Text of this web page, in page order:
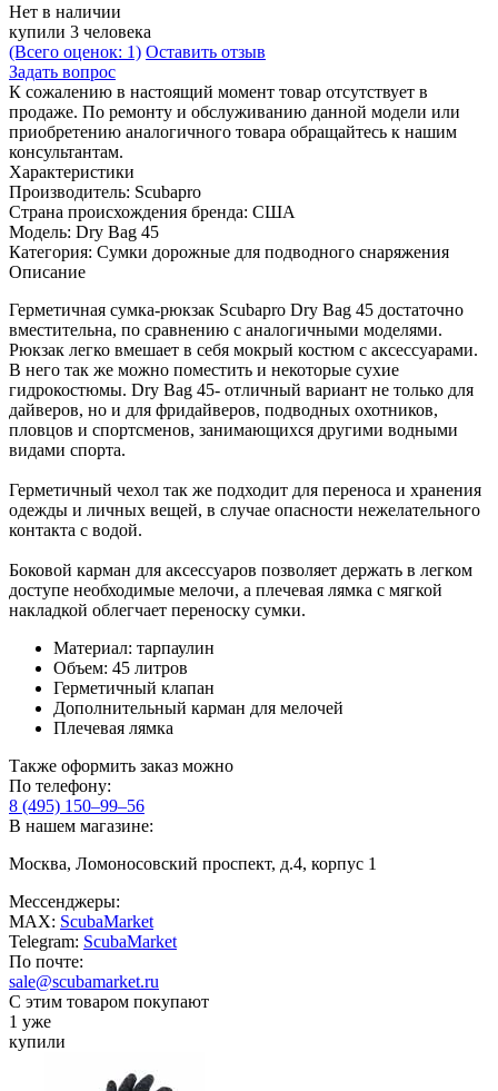
Нет в наличии
купили 3 человека
(Всего оценок: 1) Оставить отзыв
Задать вопрос
К сожалению в настоящий момент товар отсутствует в
продаже. По ремонту и обслуживанию данной модели или
приобретению аналогичного товара обращайтесь к нашим
консультантам.
Характеристики
Производитель: Scubapro
Страна происхождения бренда: США
Модель: Dry Bag 45
Категория: Сумки дорожные для подводного снаряжения
Описание
Герметичная сумка-рюкзак Scubapro Dry Bag 45 достаточно
вместительна, по сравнению с аналогичными моделями.
Рюкзак легко вмешает в себя мокрый костюм с аксессуарами.
В него так же можно поместить и некоторые сухие
гидрокостюмы. Dry Bag 45- отличный вариант не только для
дайверов, но и для фридайверов, подводных охотников,
пловцов и спортсменов, занимающихся другими водными
видами спорта.
Герметичный чехол так же подходит для переноса и хранения
одежды и личных вещей, в случае опасности нежелательного
контакта с водой.
Боковой карман для аксессуаров позволяет держать в легком
доступе необходимые мелочи, а плечевая лямка с мягкой
накладкой облегчает переноску сумки.
Материал: тарпаулин
Объем: 45 литров
Герметичный клапан
Дополнительный карман для мелочей
Плечевая лямка
Также оформить заказ можно
По телефону:
8 (495) 150–99–56
В нашем магазине:
Москва, Ломоносовский проспект, д.4, корпус 1
Мессенджеры:
MAX: ScubaMarket
Telegram: ScubaMarket
По почте:
sale@scubamarket.ru
С этим товаром покупают
1 уже
купили